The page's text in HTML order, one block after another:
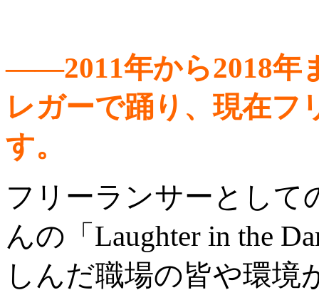
――2011年から2018年
レガーで踊り、現在フ
す。
フリーランサーとして
んの「Laughter in the
しんだ職場の皆や環境